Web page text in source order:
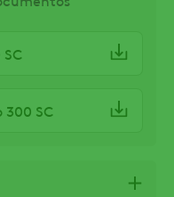
SC